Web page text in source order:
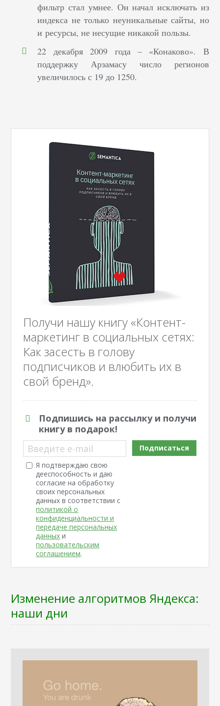
фильтр стал умнее. Он начал исключать из
индекса не только неуникальные сайты, но
и ресурсы, не несущие никакой пользы.
22 декабря 2009 года – «Конаково». В
поддержку Арзамасу число регионов
увеличилось с 19 до 1250.
Получи нашу книгу «Контент-
маркетинг в социальных сетях:
Как засесть в голову
подписчиков и влюбить их в
свой бренд».
Подпишись на рассылку и получи
книгу в подарок!
Введите e-mail
Я подтверждаю свою
дееспособность и даю
согласие на обработку
своих персональных
данных в соответствии с
политикой о
конфиденциальности и
передаче персональных
данных и
пользовательским
соглашением.
Подписаться
Изменение алгоритмов Яндекса:
наши дни